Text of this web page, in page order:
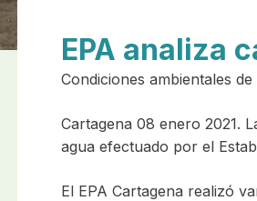
EPA analiza
Condiciones ambientales
Cartagena 08 enero 2021.
agua efectuado por el
El EPA Cartagena realizó